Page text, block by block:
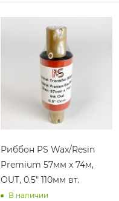
Риббон PS Wax/Resin
Premium 57мм х 74м,
OUT, 0.5" 110мм вт.
В наличии